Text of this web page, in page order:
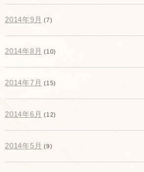
2014年9月 (7)
2014年8月 (10)
2014年7月 (15)
2014年6月 (12)
2014年5月 (9)